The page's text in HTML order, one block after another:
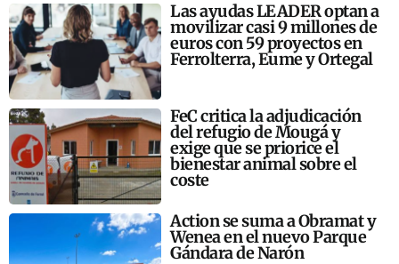
Las ayudas LEADER optan a
movilizar casi 9 millones de
euros con 59 proyectos en
Ferrolterra, Eume y Ortegal
FeC critica la adjudicación
del refugio de Mougá y
exige que se priorice el
bienestar animal sobre el
coste
Action se suma a Obramat y
Wenea en el nuevo Parque
Gándara de Narón